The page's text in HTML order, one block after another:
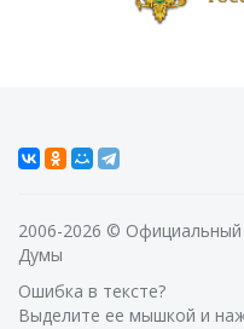
2006-2026 ©
Думы
Ошибка в тексте?
Выделите ее мышкой и